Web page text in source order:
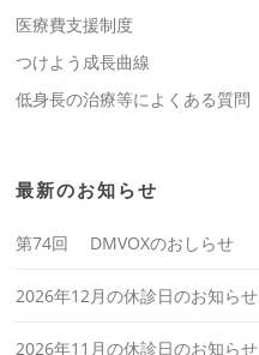
医療費支援制度
つけよう成長曲線
低身長の治療等によくある質問
最新のお知らせ
第74回 DMVOXのおしらせ
2026年12月の休診日のお知らせ
2026年11月の休診日のお知らせ